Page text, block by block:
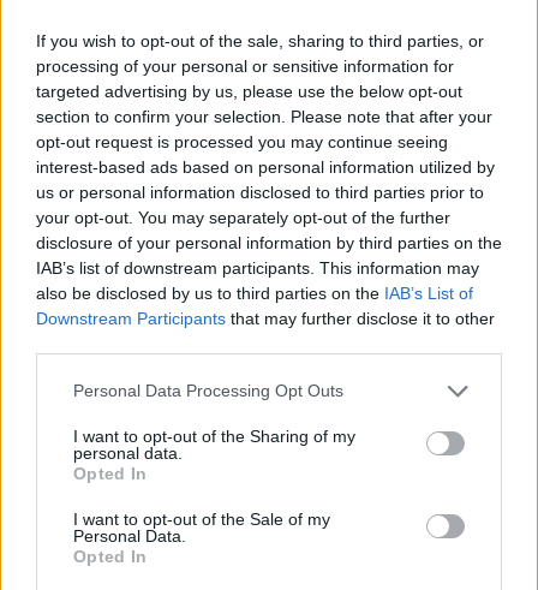
If you wish to opt-out of the sale, sharing to third parties, or
processing of your personal or sensitive information for
targeted advertising by us, please use the below opt-out
section to confirm your selection. Please note that after your
opt-out request is processed you may continue seeing
interest-based ads based on personal information utilized by
us or personal information disclosed to third parties prior to
your opt-out. You may separately opt-out of the further
disclosure of your personal information by third parties on the
IAB’s list of downstream participants. This information may
also be disclosed by us to third parties on the IAB’s List of
Downstream Participants that may further disclose it to other
Personal Data Processing Opt Outs
I want to opt-out of the Sharing of my
personal data.
Opted In
I want to opt-out of the Sale of my
Personal Data.
Opted In
choroby płuc.
W tygodniu 27.03-1.04.2023 r. w social
mediachPolskiego Towarzystwa
Studentów Farmacjiudostępniane będą
posty oraz infografiki dotyczące tematyki
akcji, z których będzie można dowiedzieć się
bardzo wielu ciekawych, a jednocześnie
faktów. Ponadto członkowie, którzy chorują
choroby pokazując, jak bardzo one są
niegodne z rzeczywistością.